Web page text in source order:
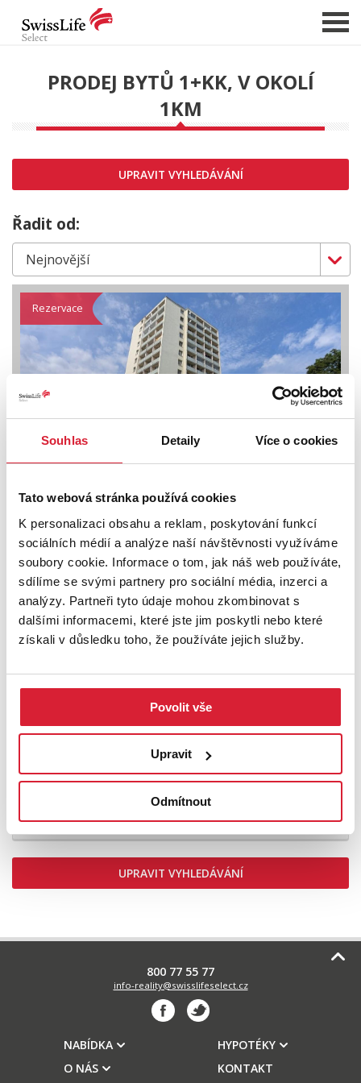
Souhlas Detaily Více o cookies
Tato webová stránka používá cookies
K personalizaci obsahu a reklam, poskytování funkcí
sociálních médií a analýze naší návštěvnosti využíváme
soubory cookie. Informace o tom, jak náš web používáte,
sdílíme se svými partnery pro sociální média, inzerci a
analýzy. Partneři tyto údaje mohou zkombinovat s
dalšími informacemi, které jste jim poskytli nebo které
získali v důsledku toho, že používáte jejich služby.
Povolit vše
Upravit
Odmítnout
NABÍDKA NEMOVITOSTÍ
CHCI PRODAT / PRONAJMOUT
HLÍDAT NOVÉ NABÍDKY
CHCI OCENIT NEMOVITOST
O NÁS
REFERENCE
SLUŽBY
KARIÉRA
FINANCOVÁNÍ / HYPOTÉKA
KONTAKT
PRODEJ BYTŮ 1+KK, V OKOLÍ
1KM
UPRAVIT VYHLEDÁVÁNÍ
Řadit od:
Rezervace
Labem
2 100 000 Kč
Rezervace
Prodej bytu 1+kk 30 m2 Okružní, Jihlava
2 990 000 Kč
UPRAVIT VYHLEDÁVÁNÍ
800 77 55 77
info-reality@swisslifeselect.cz
NABÍDKA
O NÁS
HYPOTÉKY
KONTAKT